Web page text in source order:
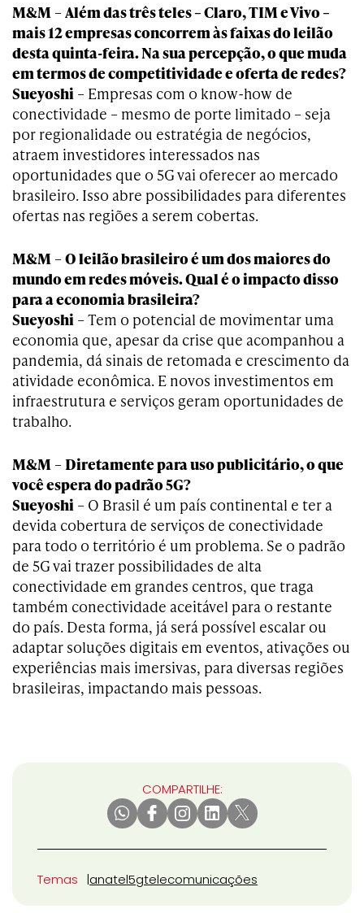
M&M –Além das três teles – Claro, TIM e Vivo –
mais 12 empresas concorrem às faixas do leilão
desta quinta-feira. Na sua percepção, o que muda
em termos de competitividade e oferta de redes?
Sueyoshi – Empresas com o know-how de
conectividade – mesmo de porte limitado – seja
por regionalidade ou estratégia de negócios,
atraem investidores interessados nas
oportunidades que o 5G vai oferecer ao mercado
brasileiro. Isso abre possibilidades para diferentes
ofertas nas regiões a serem cobertas.
M&M –O leilão brasileiro é um dos maiores do
mundo em redes móveis. Qual é o impacto disso
para a economia brasileira?
Sueyoshi – Tem o potencial de movimentar uma
economia que, apesar da crise que acompanhou a
pandemia, dá sinais de retomada e crescimento da
atividade econômica. E novos investimentos em
infraestrutura e serviços geram oportunidades de
trabalho.
M&M –Diretamente para uso publicitário, o que
você espera do padrão 5G?
Sueyoshi – O Brasil é um país continental e ter a
devida cobertura de serviços de conectividade
para todo o território é um problema. Se o padrão
de 5G vai trazer possibilidades de alta
conectividade em grandes centros, que traga
também conectividade aceitável para o restante
do país. Desta forma, já será possível escalar ou
adaptar soluções digitais em eventos, ativações ou
experiências mais imersivas, para diversas regiões
brasileiras, impactando mais pessoas.
COMPARTILHE:
Temas anatel5gtelecomunicações